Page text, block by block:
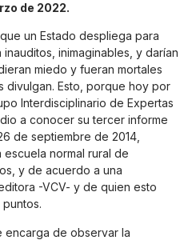
de 2022.
un Estado despliega para
inimaginables, y darían
miedo y fueran mortales
divulgan. Esto, porque hoy por
Interdisciplinario de Expertas
a conocer su tercer informe
de septiembre de 2014,
normal rural de
y de acuerdo a una
-VCV- y de quien esto
encarga de observar la